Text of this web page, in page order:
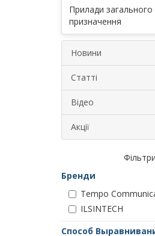
Прилади загального
призначення
Новини
Статті
Відео
Акції
Фільтри
Бренди
Tempo
ILSINTECH
Способ